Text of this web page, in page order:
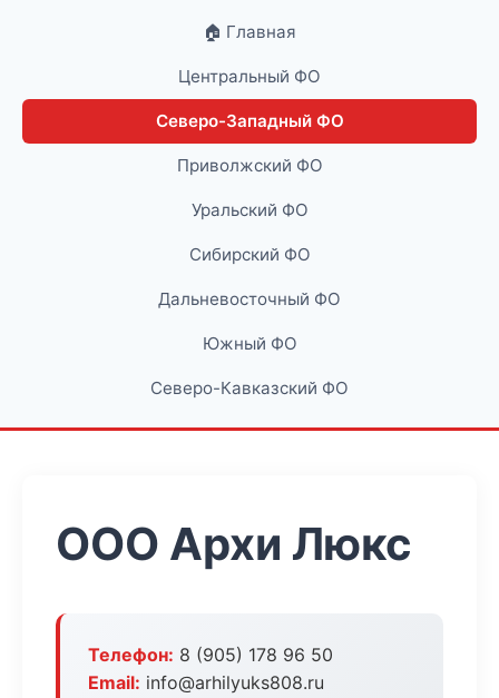
🏠 Главная
Центральный ФО
Северо-Западный ФО
Приволжский ФО
Уральский ФО
Сибирский ФО
Дальневосточный ФО
Южный ФО
Северо-Кавказский ФО
ООО Архи Люкс
Телефон: 8 (905) 178 96 50
Email: info@arhilyuks808.ru